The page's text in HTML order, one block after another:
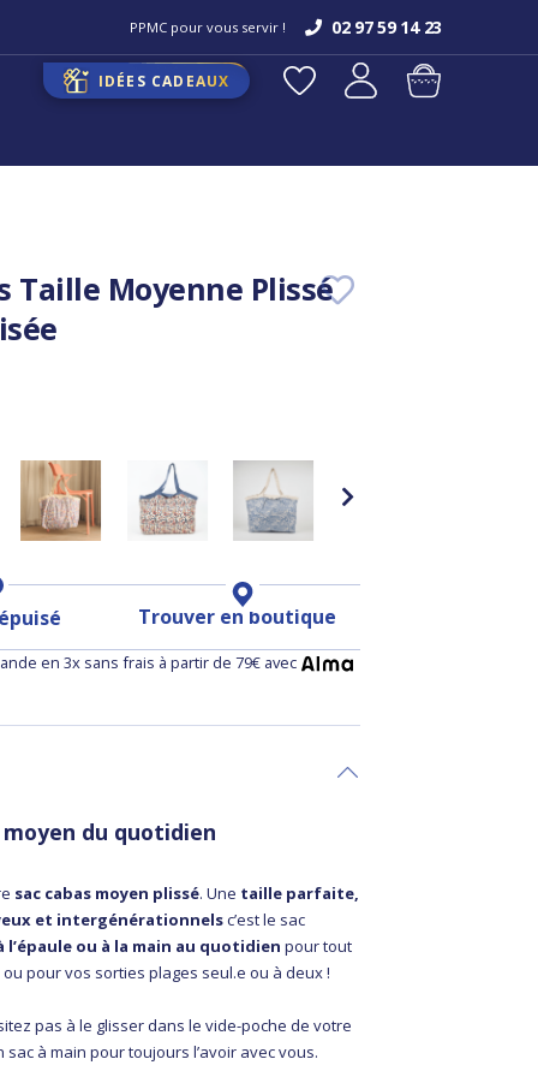
PPMC pour vous servir ! 02 97 59 14 23
IDÉES CADEAUX
Taille Moyenne Plissé
Trouver en boutique
en 3x sans frais à partir de 79€ avec
moyen du quotidien
sac cabas moyen plissé. Une taille parfaite,
et intergénérationnelsc’est le sac
l’épaule ou à la main au quotidien pour tout
pour vos sorties plages seul.e ou à deux !
pas à le glisser dans le vide-poche de votre
à main pour toujours l’avoir avec vous.